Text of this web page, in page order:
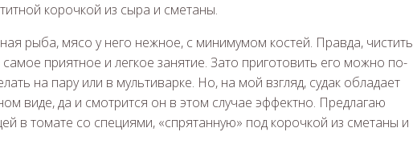
корочкой из сыра и сметаны.
рыба, мясо у него нежное, с минимумом костей. Правда, чистить
приятное и легкое занятие. Зато приготовить его можно по-
на пару или в мультиварке. Но, на мой взгляд, судак обладает
виде, да и смотрится он в этом случае эффектно. Предлагаю
в томате со специями, «спрятанную» под корочкой из сметаны и